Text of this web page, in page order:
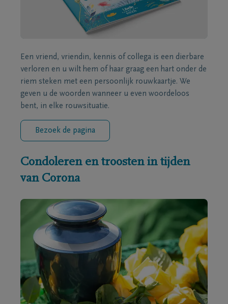
Een vriend, vriendin, kennis of collega is een dierbare
verloren en u wilt hem of haar graag een hart onder de
riem steken met een persoonlijk rouwkaartje. We
geven u de woorden wanneer u even woordeloos
bent, in elke rouwsituatie.
Bezoek de pagina
Condoleren en troosten in tijden
van Corona